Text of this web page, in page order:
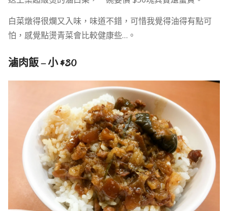
白菜燉得很爛又入味，味道不錯，可惜我覺得油得有點可
怕，感覺點燙青菜會比較健康些…。
滷肉飯 – 小 $30